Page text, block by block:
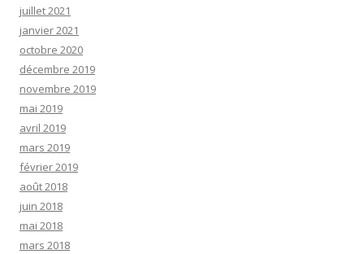
juillet 2021
janvier 2021
octobre 2020
décembre 2019
novembre 2019
mai 2019
avril 2019
mars 2019
février 2019
août 2018
juin 2018
mai 2018
mars 2018